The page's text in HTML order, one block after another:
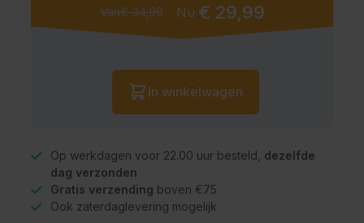
Van€ 34,99 Nu
Vanaf:€ 29,99
Aantal
In winkelwagen
Op werkdagen voor 22.00 uur besteld, dezelfde
dag verzonden
Gratis verzending boven €75
Ook zaterdaglevering mogelijk